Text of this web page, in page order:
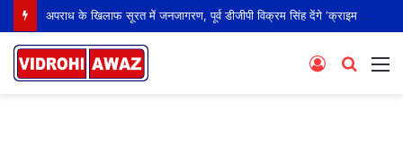
अपराध के खिलाफ सूरत में जनजागरण, पूर्व डीजीपी विक्रम सिंह देंगे ‘क्राइम फ्री सूरत’ का मंत्र
Search
Log